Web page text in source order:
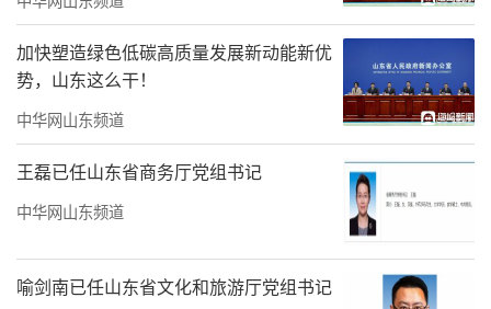
山东工程职业技术大学副校长韩业文致辞
韩业文致辞，他强调了中华优秀传统文化
对于当代大学生成长成才的重要性，指出中华
优秀传统文化是中华民族得以血脉延续的纽带
和精神力量。高校是人才培养的主阵地，学校
一直致力于推动中华优秀传统文化进校园，积
极开展大学生感兴趣的传统文化活动，如传统
文化书法摄影展、中国古典音乐欣赏、中华经
加快塑造绿色低碳高质量发展新动能新优
势，山东这么干！
中华网山东频道
王磊已任山东省商务厅党组书记
中华网山东频道
喻剑南已任山东省文化和旅游厅党组书记